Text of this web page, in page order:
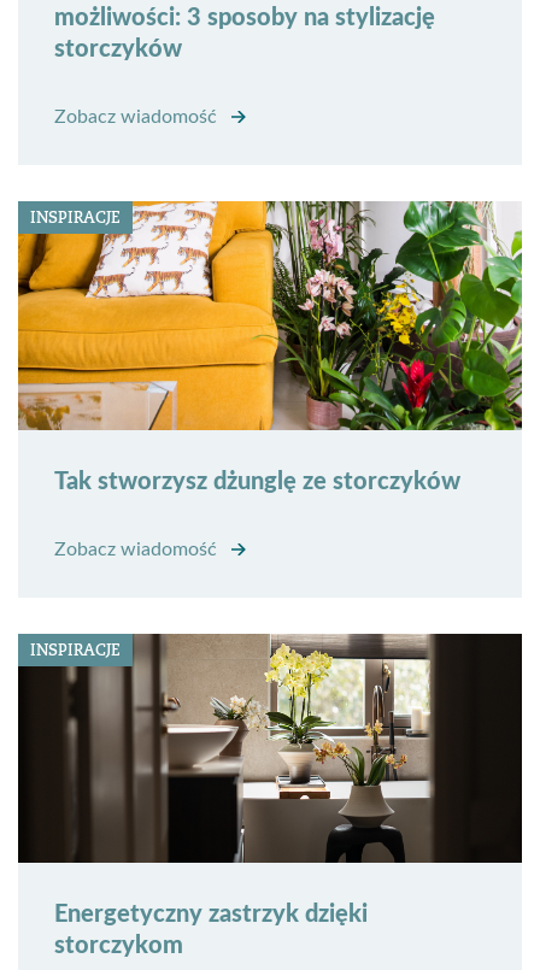
możliwości: 3 sposoby na stylizację
storczyków
Zobacz wiadomość
INSPIRACJE
Tak stworzysz dżunglę ze storczyków
Zobacz wiadomość
INSPIRACJE
Energetyczny zastrzyk dzięki
storczykom